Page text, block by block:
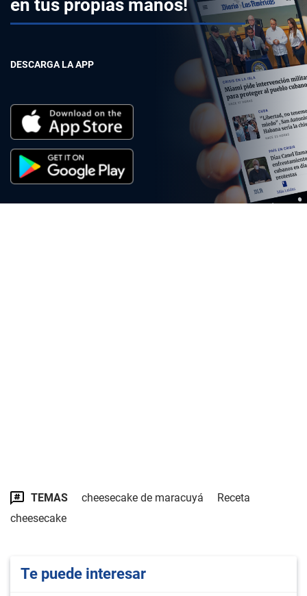
en tus propias manos!
DESCARGA LA APP
TEMAS cheesecake de maracuyá
Receta
cheesecake
Te puede interesar